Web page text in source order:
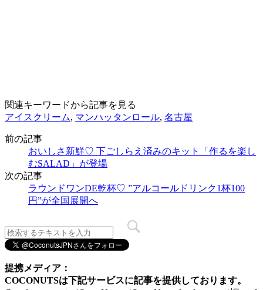
関連キーワードから記事を見る
アイスクリーム, マンハッタンロール, 名古屋
前の記事
おいしさ新鮮♡ 下ごしらえ済みのキット「作るを楽し
むSALAD」が登場
次の記事
ラウンドワンDE乾杯♡ ”アルコールドリンク1杯100
円”が全国展開へ
提携メディア：
COCONUTSは下記サービスに記事を提供しております。